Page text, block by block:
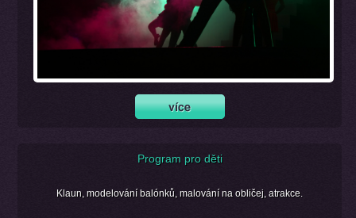
Program pro děti
Klaun, modelování balónků, malování na obličej, atrakce.